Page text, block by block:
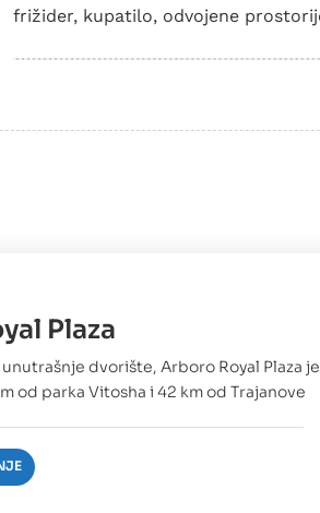
frižider, kupatilo, odvojene
Plaza
dvorište, Arboro Royal Plaza
od parka Vitosha i 42 km od Trajanove